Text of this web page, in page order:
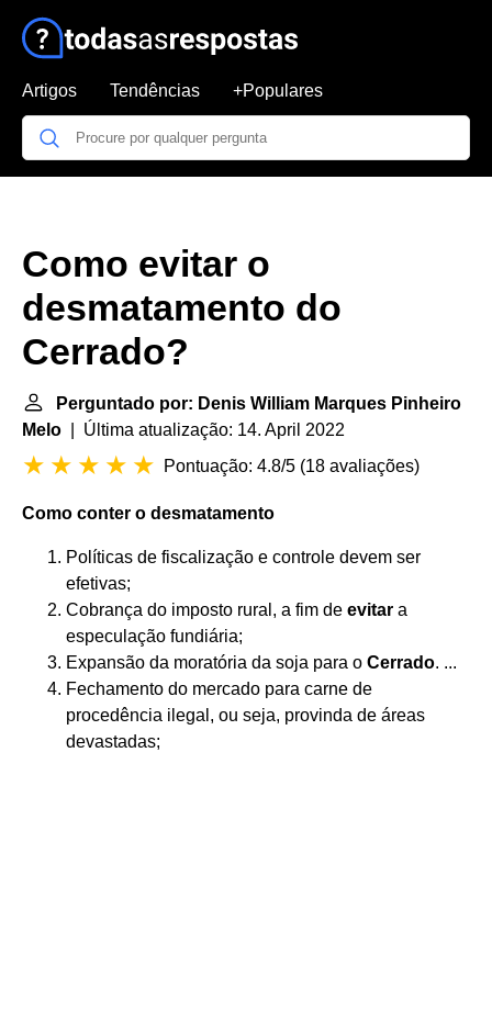
Artigos Tendências +Populares
Como evitar o
desmatamento do
Cerrado?
Perguntado por: Denis William Marques Pinheiro
Melo | Última atualização: 14. April 2022
Pontuação: 4.8/5 (18 avaliações)
Como conter o desmatamento
Políticas de fiscalização e controle devem ser
efetivas;
Cobrança do imposto rural, a fim de evitar a
especulação fundiária;
Expansão da moratória da soja para o Cerrado. ...
Fechamento do mercado para carne de
procedência ilegal, ou seja, provinda de áreas
devastadas;